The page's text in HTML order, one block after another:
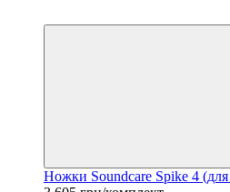
Ножки Soundcare Spike 4